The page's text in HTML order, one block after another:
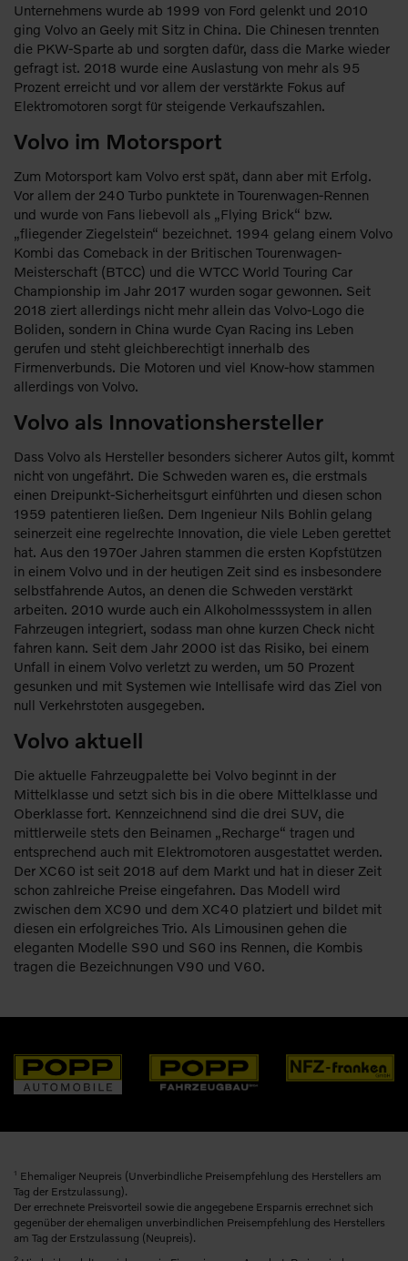
Unternehmens wurde ab 1999 von Ford gelenkt und 2010
ging Volvo an Geely mit Sitz in China. Die Chinesen trennten
die PKW-Sparte ab und sorgten dafür, dass die Marke wieder
gefragt ist. 2018 wurde eine Auslastung von mehr als 95
Prozent erreicht und vor allem der verstärkte Fokus auf
Elektromotoren sorgt für steigende Verkaufszahlen.
Volvo im Motorsport
Zum Motorsport kam Volvo erst spät, dann aber mit Erfolg.
Vor allem der 240 Turbo punktete in Tourenwagen-Rennen
und wurde von Fans liebevoll als „Flying Brick“ bzw.
„fliegender Ziegelstein“ bezeichnet. 1994 gelang einem Volvo
Kombi das Comeback in der Britischen Tourenwagen-
Meisterschaft (BTCC) und die WTCC World Touring Car
Championship im Jahr 2017 wurden sogar gewonnen. Seit
2018 ziert allerdings nicht mehr allein das Volvo-Logo die
Boliden, sondern in China wurde Cyan Racing ins Leben
gerufen und steht gleichberechtigt innerhalb des
Firmenverbunds. Die Motoren und viel Know-how stammen
allerdings von Volvo.
Volvo als Innovationshersteller
Dass Volvo als Hersteller besonders sicherer Autos gilt, kommt
nicht von ungefährt. Die Schweden waren es, die erstmals
einen Dreipunkt-Sicherheitsgurt einführten und diesen schon
1959 patentieren ließen. Dem Ingenieur Nils Bohlin gelang
seinerzeit eine regelrechte Innovation, die viele Leben gerettet
hat. Aus den 1970er Jahren stammen die ersten Kopfstützen
in einem Volvo und in der heutigen Zeit sind es insbesondere
selbstfahrende Autos, an denen die Schweden verstärkt
arbeiten. 2010 wurde auch ein Alkoholmesssystem in allen
Fahrzeugen integriert, sodass man ohne kurzen Check nicht
fahren kann. Seit dem Jahr 2000 ist das Risiko, bei einem
Unfall in einem Volvo verletzt zu werden, um 50 Prozent
gesunken und mit Systemen wie Intellisafe wird das Ziel von
null Verkehrstoten ausgegeben.
Volvo aktuell
Die aktuelle Fahrzeugpalette bei Volvo beginnt in der
Mittelklasse und setzt sich bis in die obere Mittelklasse und
Oberklasse fort. Kennzeichnend sind die drei SUV, die
mittlerweile stets den Beinamen „Recharge“ tragen und
entsprechend auch mit Elektromotoren ausgestattet werden.
Der XC60 ist seit 2018 auf dem Markt und hat in dieser Zeit
schon zahlreiche Preise eingefahren. Das Modell wird
zwischen dem XC90 und dem XC40 platziert und bildet mit
diesen ein erfolgreiches Trio. Als Limousinen gehen die
eleganten Modelle S90 und S60 ins Rennen, die Kombis
tragen die Bezeichnungen V90 und V60.
1 Ehemaliger Neupreis (Unverbindliche Preisempfehlung des Herstellers am
Tag der Erstzulassung).
Der errechnete Preisvorteil sowie die angegebene Ersparnis errechnet sich
gegenüber der ehemaligen unverbindlichen Preisempfehlung des Herstellers
am Tag der Erstzulassung (Neupreis).
2